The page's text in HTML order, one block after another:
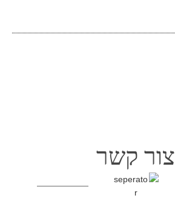
צור קשר